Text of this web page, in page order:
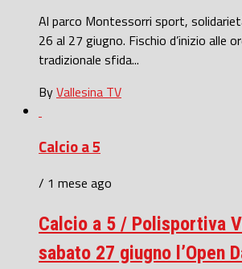
Al parco Montessorri sport,
26 al 27 giugno. Fischio d’inizio alle
tradizionale sfida...
ByVallesina TV
Calcio a 5
/ 1 mese ago
Calcio a 5 / Polisportiva
sabato 27 giugno l’Open